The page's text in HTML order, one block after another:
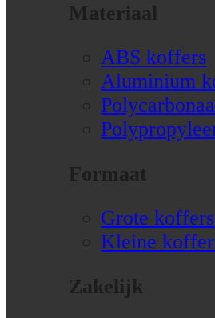
Materiaal
ABS koffers
Aluminium
Formaat
Grote koffers
Kleine
Zakelijk